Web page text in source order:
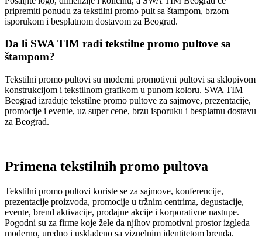
pripremiti ponudu za tekstilni promo pult sa štampom, brzom
isporukom i besplatnom dostavom za Beograd.
Da li SWA TIM radi tekstilne promo pultove sa
štampom?
Tekstilni promo pultovi su moderni promotivni pultovi sa sklopivom
konstrukcijom i tekstilnom grafikom u punom koloru. SWA TIM
Beograd izrađuje tekstilne promo pultove za sajmove, prezentacije,
promocije i evente, uz super cene, brzu isporuku i besplatnu dostavu
za Beograd.
Primena tekstilnih promo pultova
Tekstilni promo pultovi koriste se za sajmove, konferencije,
prezentacije proizvoda, promocije u tržnim centrima, degustacije,
evente, brend aktivacije, prodajne akcije i korporativne nastupe.
Pogodni su za firme koje žele da njihov promotivni prostor izgleda
moderno, uredno i usklađeno sa vizuelnim identitetom brenda.